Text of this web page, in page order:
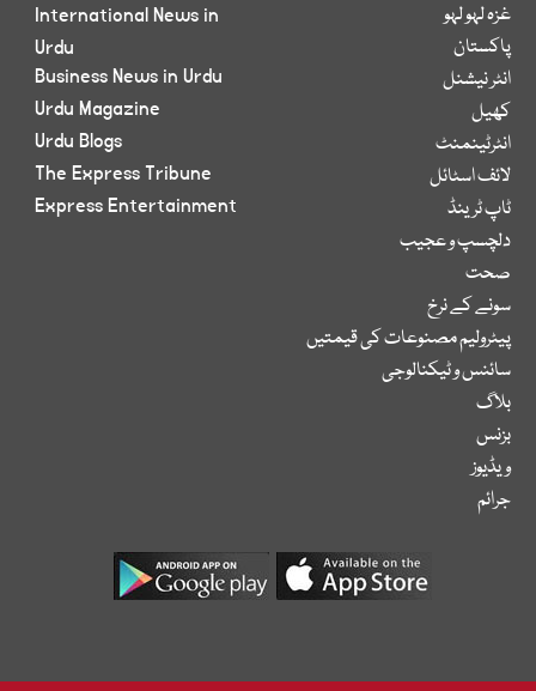
غزہ لہو لہو
پاکستان
انٹر نیشنل
کھیل
انٹرٹینمنٹ
لائف اسٹائل
ٹاپ ٹرینڈ
دلچسپ و عجیب
صحت
سونے کے نرخ
پیٹرولیم مصنوعات کی قیمتیں
سائنس و ٹیکنالوجی
بلاگ
بزنس
ویڈیوز
جرائم
International News in
Urdu
Business News in Urdu
Urdu Magazine
Urdu Blogs
The Express Tribune
Express Entertainment